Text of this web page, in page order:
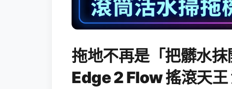
拖地不再是「把髒水
Edge 2 Flow 搖滾天